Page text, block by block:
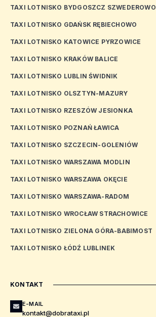
TAXI LOTNISKO BYDGOSZCZ SZWEDEROWO
TAXI LOTNISKO GDAŃSK RĘBIECHOWO
TAXI LOTNISKO KATOWICE PYRZOWICE
TAXI LOTNISKO KRAKÓW BALICE
TAXI LOTNISKO LUBLIN ŚWIDNIK
TAXI LOTNISKO OLSZTYN-MAZURY
TAXI LOTNISKO RZESZÓW JESIONKA
TAXI LOTNISKO POZNAŃ ŁAWICA
TAXI LOTNISKO SZCZECIN-GOLENIÓW
TAXI LOTNISKO WARSZAWA MODLIN
TAXI LOTNISKO WARSZAWA OKĘCIE
TAXI LOTNISKO WARSZAWA-RADOM
TAXI LOTNISKO WROCŁAW STRACHOWICE
TAXI LOTNISKO ZIELONA GÓRA-BABIMOST
TAXI LOTNISKO ŁÓDŹ LUBLINEK
KONTAKT
E-MAIL
kontakt@dobrataxi.pl